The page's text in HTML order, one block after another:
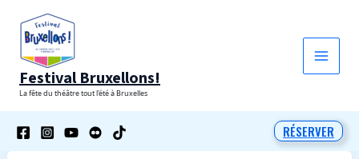
contenu
Festival Bruxellons!
La fête du théâtre tout l'été à Bruxelles
RÉSERVER